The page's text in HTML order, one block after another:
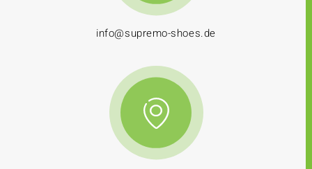
info@supremo-shoes.de